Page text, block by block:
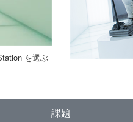
を選ぶ
課題